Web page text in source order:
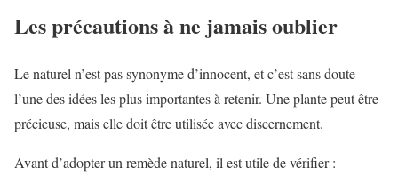
Les précautions à ne jamais oublier
Le naturel n’est pas synonyme d’innocent, et c’est sans doute
l’une des idées les plus importantes à retenir. Une plante peut être
précieuse, mais elle doit être utilisée avec discernement.
Avant d’adopter un remède naturel, il est utile de vérifier :